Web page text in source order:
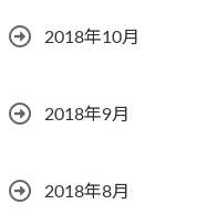
2018年10月
2018年9月
2018年8月